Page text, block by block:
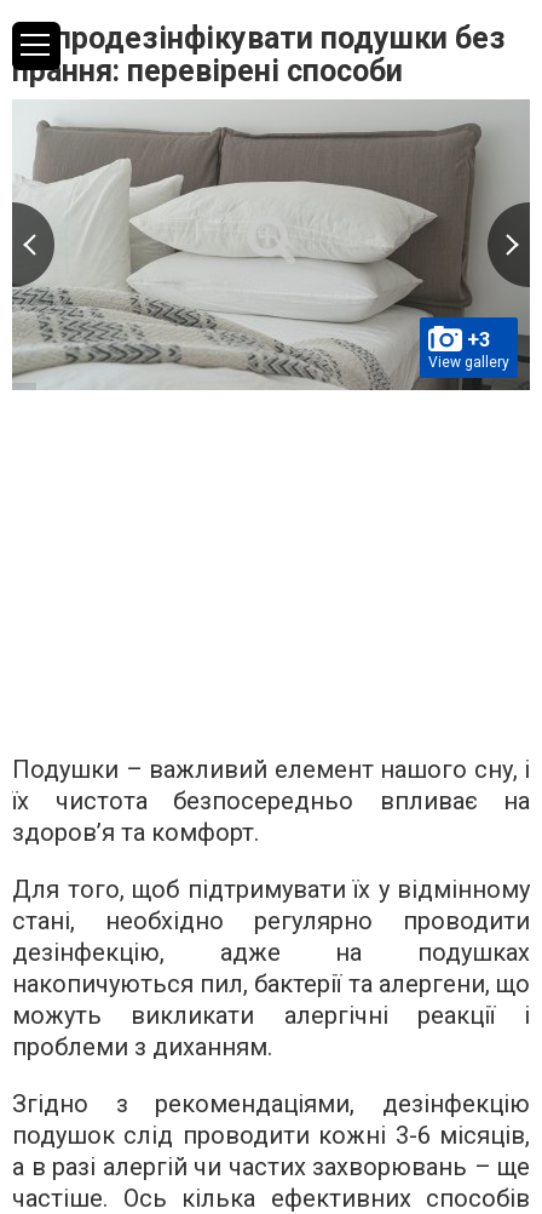
Як продезінфікувати подушки без
прання: перевірені способи
+3
View gallery
Подушки – важливий елемент нашого сну, і
їх чистота безпосередньо впливає на
здоров’я та комфорт.
Для того, щоб підтримувати їх у відмінному
стані, необхідно регулярно проводити
дезінфекцію, адже на подушках
накопичуються пил, бактерії та алергени, що
можуть викликати алергічні реакції і
проблеми з диханням.
Згідно з рекомендаціями, дезінфекцію
подушок слід проводити кожні 3-6 місяців,
а в разі алергій чи частих захворювань – ще
частіше. Ось кілька ефективних способів